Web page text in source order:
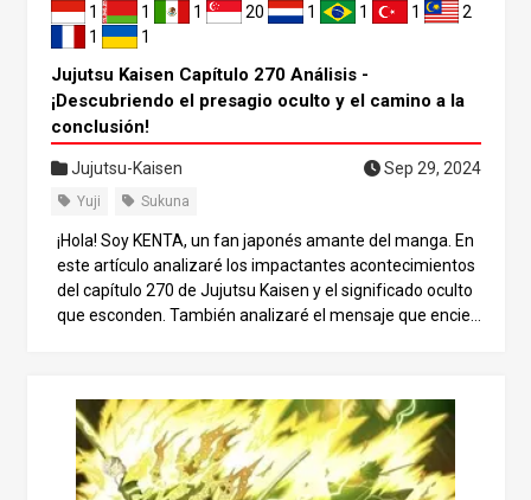
1
1 1 20 1 1 1
2
1
1
Jujutsu Kaisen Capítulo 270 Análisis -
¡Descubriendo el presagio oculto y el camino a la
conclusión!
Jujutsu-Kaisen Sep 29, 2024
Yuji Sukuna
¡Hola! Soy KENTA, un fan japonés amante del manga. En
este artículo analizaré los impactantes acontecimientos
del capítulo 270 de Jujutsu Kaisen y el significado oculto
que esconden. También analizaré el mensaje que encier
Prepárate para un análisis apasionante, ¡y quédate hasta
el final del artículo! El significado del título “El fin del sueñ
o” El título “El final del sueño” deja una fuerte impresión e
n los lectores, insinuando que la historia puede estar ace